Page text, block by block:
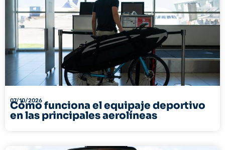
07/10/2026
Cómo funciona el equipaje deportivo
en las principales aerolíneas